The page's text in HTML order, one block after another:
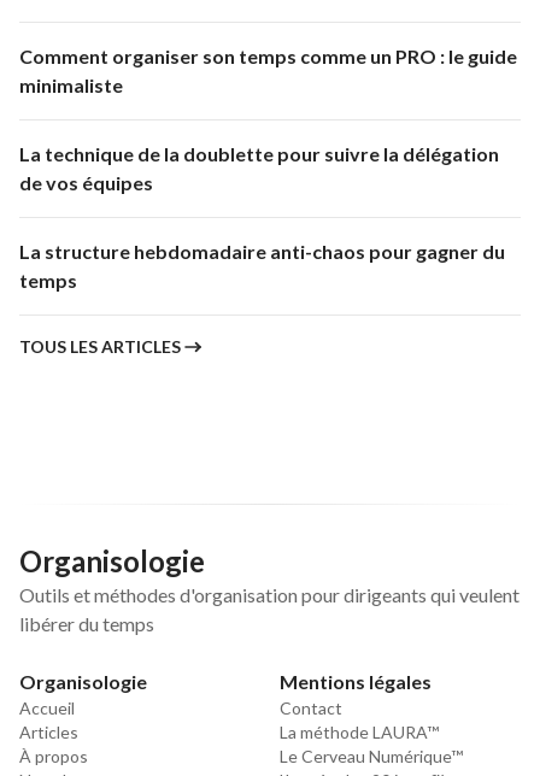
Comment organiser son temps comme un PRO : le guide
minimaliste
La technique de la doublette pour suivre la délégation
de vos équipes
La structure hebdomadaire anti-chaos pour gagner du
temps
TOUS LES ARTICLES
Organisologie
Outils et méthodes d'organisation pour dirigeants qui veulent
libérer du temps
Organisologie
Accueil
Articles
À propos
Mentions légales
Contact
La méthode LAURA™
Le Cerveau Numérique™